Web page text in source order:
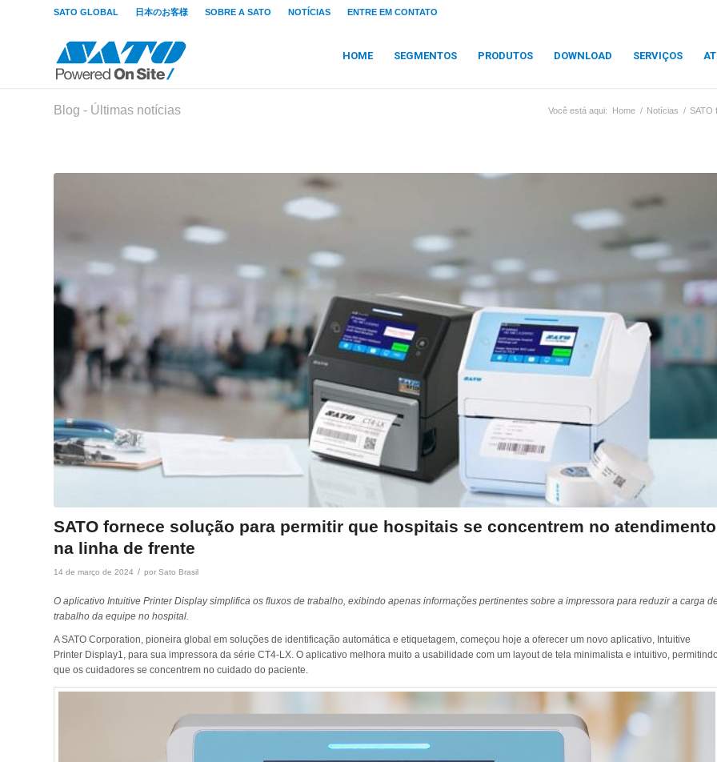
SATO GLOBAL 日本のお客様 SOBRE A SATO NOTÍCIAS ENTRE EM CONTATO
HOME SEGMENTOS PRODUTOS DOWNLOAD SERVIÇOS
Blog - Últimas notícias Você está aqui: Home / Notícias / SATO
SATO fornece solução para permitir que hospitais se concentrem no atendimento
na linha de frente
14 de março de 2024 / por Sato Brasil
O aplicativo Intuitive Printer Display simplifica os fluxos de trabalho, exibindo apenas informações pertinentes sobre a impressora para reduzir a carga
trabalho da equipe no hospital.
A SATO Corporation, pioneira global em soluções de identificação automática e etiquetagem, começou hoje a oferecer um novo aplicativo, Intuitive
Printer Display1, para sua impressora da série CT4-LX. O aplicativo melhora muito a usabilidade com um layout de tela minimalista e intuitivo,
que os cuidadores se concentrem no cuidado do paciente.